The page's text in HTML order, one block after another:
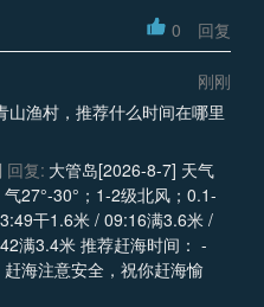
0 回复
刚刚
山渔村，推荐什么时间在哪里
回复: 大管岛[2026-8-7] 天气
27°-30°；1-2级北风；0.1-
干1.6米 / 09:16满3.6米 /
满3.4米 推荐赶海时间： -
海注意安全，祝你赶海愉